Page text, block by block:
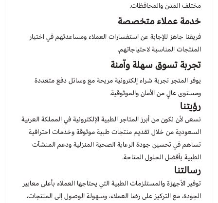
مختلف المدن والمحافظات.
خدمة عملاء متخصصة
فريقنا جاهز للإجابة عن استفسارات العملاء ومساعدتهم في اختيار
المنتجات المناسبة لاحتياجاتهم.
تجربة تسوق سهلة وآمنة
يوفر المتجر تجربة شراء إلكترونية مريحة مع وسائل دفع متعددة
ومستوى عالٍ من الأمان والموثوقية.
رؤيتنا
نسعى لأن نكون من أبرز المتاجر الطبية الإلكترونية في المملكة العربية
السعودية من خلال تقديم منتجات طبية موثوقة وخدمات احترافية
تساهم في تحسين جودة الرعاية الصحية المنزلية ودعم المنشآت
الطبية بأفضل الحلول المتاحة.
رسالتنا
توفير الأجهزة والمستلزمات الطبية التي يحتاجها العملاء بأعلى معايير
الجودة، مع التركيز على رضا العملاء، وسهولة الوصول إلى المنتجات،